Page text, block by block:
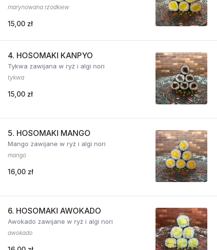
marynowana rzodkiew
15,00 zł
4. HOSOMAKI KANPYO
Tykwa zawijana w ryż i algi nori
tykwa
15,00 zł
5. HOSOMAKI MANGO
Mango zawijane w ryż i algi nori
mango
16,00 zł
6. HOSOMAKI AWOKADO
Awokado zawijane w ryż i algi nori
awokado